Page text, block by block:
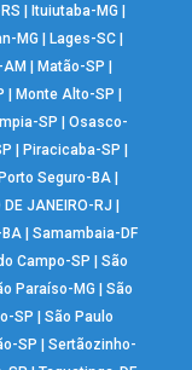
| Ituiutaba-MG |
MG | Lages-SC|
AM | Matão-SP |
|Monte Alto-SP |
SP |Osasco-
|Piracicaba-SP |
Seguro-BA |
DE JANEIRO-RJ |
| Samambaia-DF
Campo-SP |São
Paraíso-MG |São
SP |São Paulo
SP |Sertãozinho-